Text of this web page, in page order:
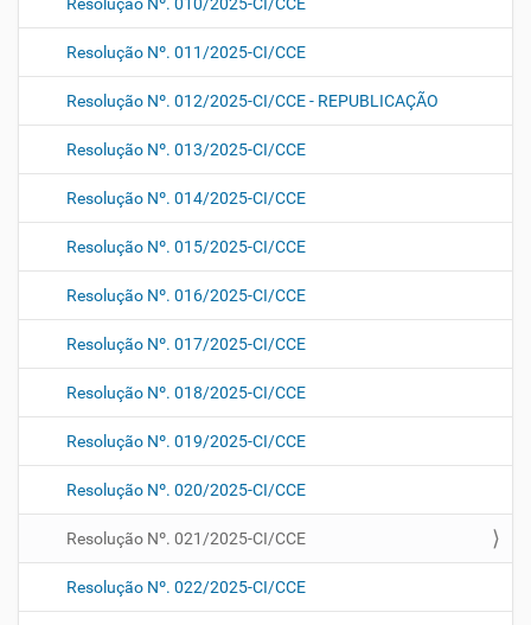
Resolução Nº. 011/2025-CI/CCE
Resolução Nº. 012/2025-CI/CCE - REPUBLICAÇÃO
Resolução Nº. 013/2025-CI/CCE
Resolução Nº. 014/2025-CI/CCE
Resolução Nº. 015/2025-CI/CCE
Resolução Nº. 016/2025-CI/CCE
Resolução Nº. 017/2025-CI/CCE
Resolução Nº. 018/2025-CI/CCE
Resolução Nº. 019/2025-CI/CCE
Resolução Nº. 020/2025-CI/CCE
Resolução Nº. 021/2025-CI/CCE
Resolução Nº. 022/2025-CI/CCE